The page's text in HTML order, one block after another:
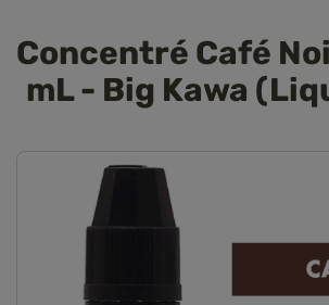
Concentré Café
mL - Big Kawa